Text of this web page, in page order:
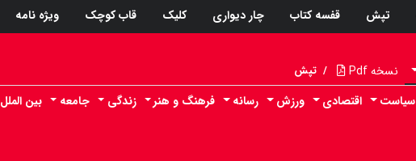
تپش قفسه کتاب چار دیواری کلیک قاب کوچک ویژه نامه
نسخه Pdf / تپش
سیاست اقتصادی ورزش رسانه فرهنگ و هنر زندگی جامعه بین الملل